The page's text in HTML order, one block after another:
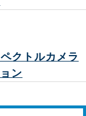
クトルカメラ
ン